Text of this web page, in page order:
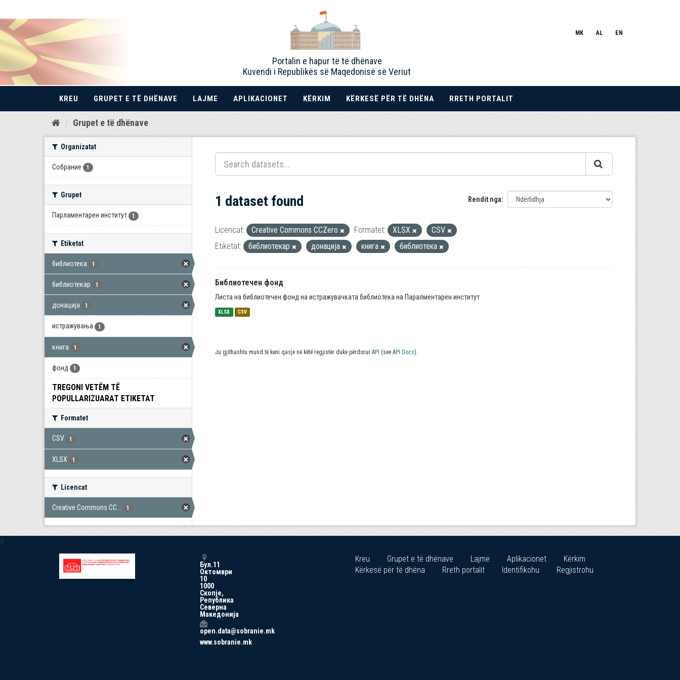
Kalo
Portalin e hapur të të dhënave
Kuvendi i Republikës së Maqedonisë së Veriut
MK AL EN
KREU GRUPET E TË DHËNAVE LAJME APLIKACIONET KËRKIM KËRKESË PËR TË DHËNA RRETH PORTALIT
Grupet e të dhënave
Organizatat
Собрание 1
Grupet
Парламентарен институт 1
Etiketat
библиотека 1
библиотекар 1
донација 1
истражувања 1
книга 1
фонд 1
TREGONI VETËM TË
POPULLARIZUARAT ETIKETAT
Formatet
CSV 1
XLSX 1
Licencat
Creative Commons CC... 1
Rendit nga
1 dataset found
Licencat: Creative Commons CCZero Formatet: XLSX
CSV
Etiketat:
библиотекар донација книга библиотека
Библиотечен фонд
Листа на библиотечен фонд на истражувачката библиотека на Паралментарен институт
XLSX CSV
Ju gjithashtu mund të keni qasje në këtë regjistër duke përdorur API (see API Docs).
a
Бул.11
Октомври
10
1000
Скопје,
Република
Северна
Македонија
open.data@sobranie.mk
www.sobranie.mk
Kreu Grupet e të dhënave Lajme Aplikacionet
Kërkim
Kërkesë për të dhëna
Rreth portalit Identifikohu Regjistrohu